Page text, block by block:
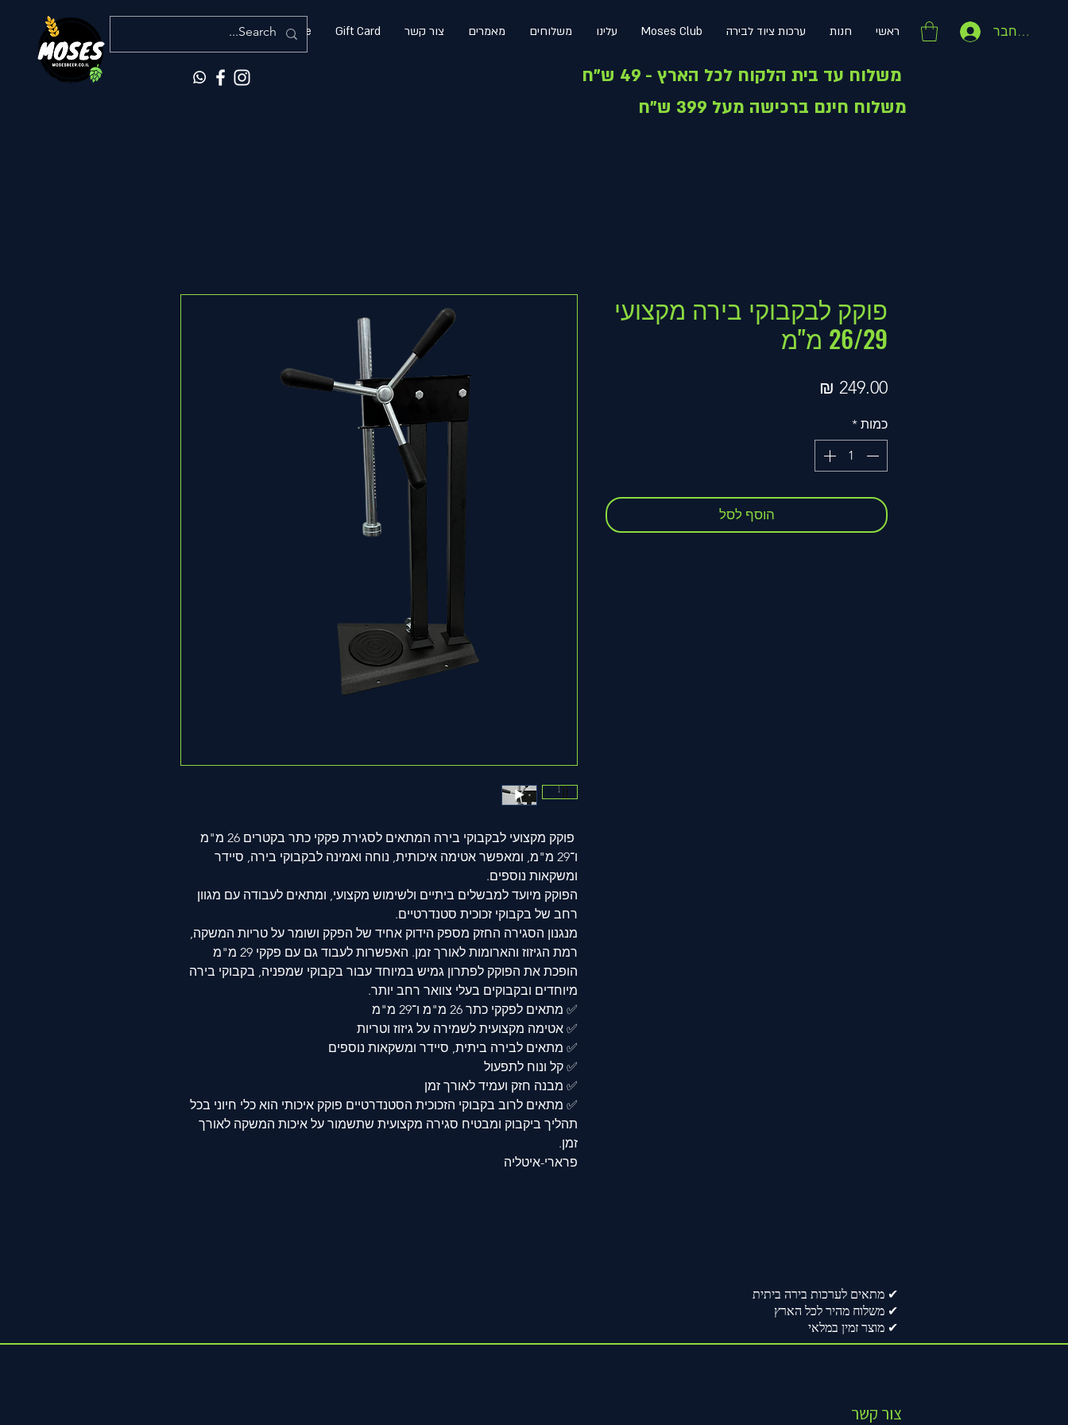
ראשי חנות ערכות ציוד לבירה Moses Club עלינו משלוחים מאמרים צור קשר Gift Card
More התחבר
פוקק מקצועי לבקבוקי בירה המתאים לסגירת פקקי כתר בקטרים 26 מ"מ
ו־29 מ"מ, ומאפשר אטימה איכותית, נוחה ואמינה לבקבוקי בירה, סיידר
ומשקאות נוספים.
הפוקק מיועד למבשלים ביתיים ולשימוש מקצועי, ומתאים לעבודה עם מגוון
רחב של בקבוקי זכוכית סטנדרטיים.
מנגנון הסגירה החזק מספק הידוק אחיד של הפקק ושומר על טריות המשקה,
רמת הגיזוז והארומות לאורך זמן. האפשרות לעבוד גם עם פקקי 29 מ"מ
הופכת את הפוקק לפתרון גמיש במיוחד עבור בקבוקי שמפניה, בקבוקי בירה
מיוחדים ובקבוקים בעלי צוואר רחב יותר.
✅ מתאים לפקקי כתר 26 מ"מ ו־29 מ"מ
✅ אטימה מקצועית לשמירה על גיזוז וטריות
✅ מתאים לבירה ביתית, סיידר ומשקאות נוספים
✅ קל ונוח לתפעול
✅ מבנה חזק ועמיד לאורך זמן
✅ מתאים לרוב בקבוקי הזכוכית הסטנדרטיים פוקק איכותי הוא כלי חיוני בכל
תהליך ביקבוק ומבטיח סגירה מקצועית שתשמור על איכות המשקה לאורך
זמן.
פרארי-איטליה
פוקק לבקבוקי בירה מקצועי
26/29 מ"מ
כמות *
הוסף לסל
✔ מתאים לערכות בירה ביתית
✔ משלוח מהיר לכל הארץ
✔ מוצר זמין במלאי
צור קשר